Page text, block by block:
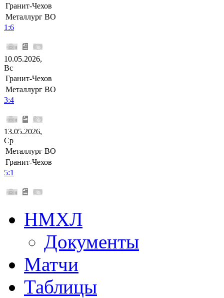
Гранит-Чехов
Металлург ВО
1:6
10.05.2026,
Вс
Гранит-Чехов
Металлург ВО
3:4
13.05.2026,
Ср
Металлург ВО
Гранит-Чехов
5:1
НМХЛ
Документы
Матчи
Таблицы